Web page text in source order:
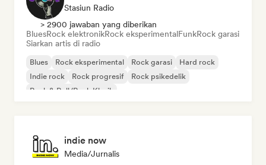
Stasiun Radio
> 2900 jawaban yang diberikan
BluesRock elektronikRock eksperimentalFunkRock garasi
Siarkan artis di radio
Blues Rock eksperimental Rock garasi
Hard rock
Indie rock
Rock progresif
Rock psikedelik
Rock & Roll/Rock Klasik
indie now
Media/Jurnalis